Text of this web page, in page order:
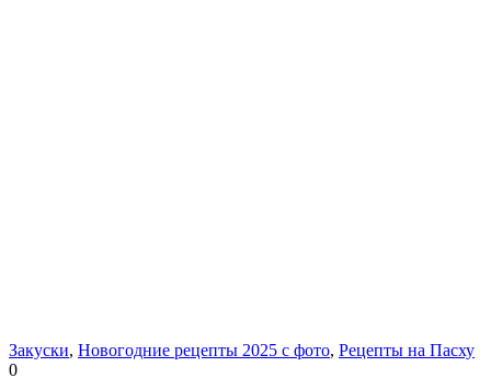
Закуски, Новогодние рецепты 2025 с фото, Рецепты на Пасху
0